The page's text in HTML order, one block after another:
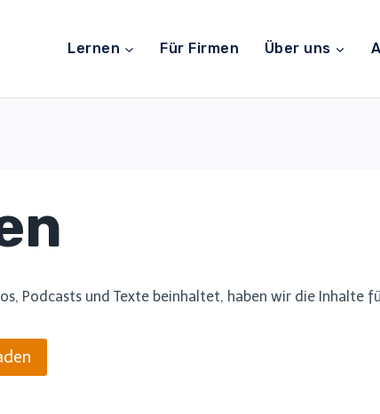
Lernen Für Firmen Über uns
Podcasts und Texte beinhaltet, haben wir die Inhalte